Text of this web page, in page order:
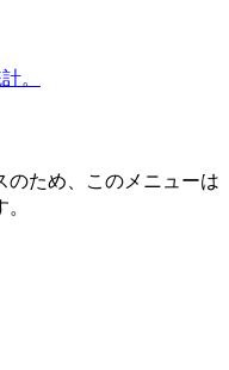
。
のため、このメニューは